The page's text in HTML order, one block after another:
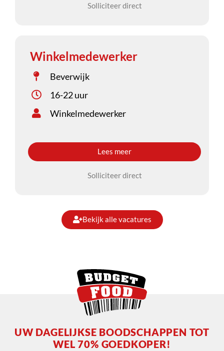
Solliciteer direct
Winkelmedewerker
Beverwijk
16-22 uur
Winkelmedewerker
Lees meer
Solliciteer direct
Bekijk alle vacatures
UW DAGELIJKSE BOODSCHAPPEN TOT
WEL 70% GOEDKOPER!